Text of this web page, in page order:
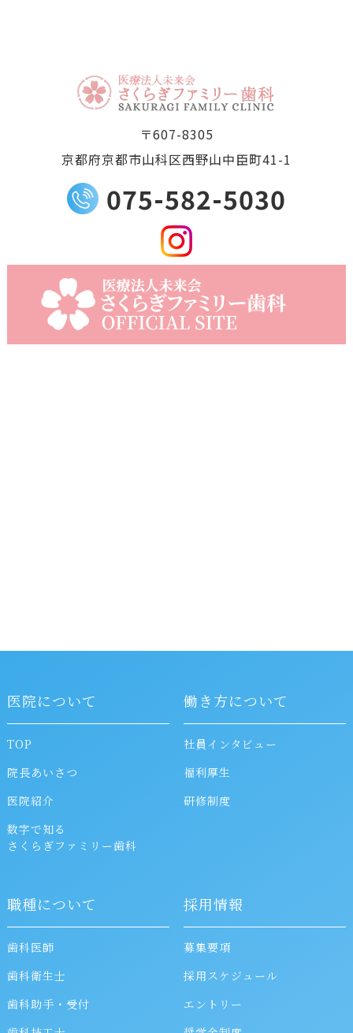
〒607-8305
京都府京都市山科区西野山中臣町41-1
075-582-5030
医院について
TOP
院長あいさつ
医院紹介
数字で知る
さくらぎファミリー歯科
働き方について
社員インタビュー
福利厚生
研修制度
職種について
歯科医師
歯科衛生士
歯科助手・受付
採用情報
募集要項
採用スケジュール
エントリー